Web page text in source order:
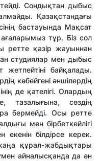
Сондықтан дыбыс
Қазақстандағы
бастауында Мақсат
тұр. Біз сол
ретте қазір жауыннан
студиялар мен дыбыс
жетпейтіні байқалады.
көбейгені әншілердің
де қателігі. Олардың
тазалығына, сөздің
бермейді. Осы ретте
мен бірбеткейлігі
білдірсе керек.
құрал-жабдықтары
айналысқанда да ән